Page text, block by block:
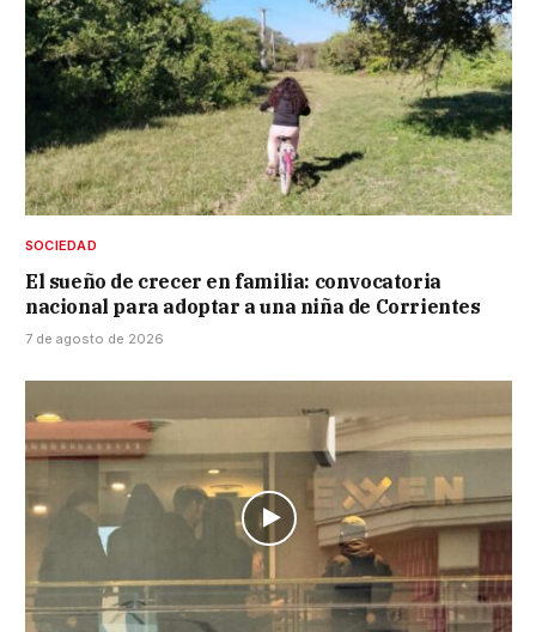
SOCIEDAD
El sueño de crecer en familia: convocatoria
nacional para adoptar a una niña de Corrientes
7 de agosto de 2026